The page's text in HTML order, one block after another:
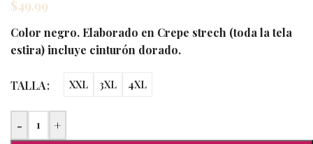
$49.99
Color negro. Elaborado en Crepe strech (toda la tela
estira) incluye cinturón dorado.
TALLA XXL 3XL 4XL
- +